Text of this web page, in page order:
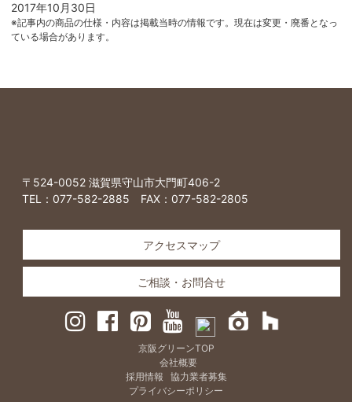
2017年10月30日
※記事内の商品の仕様・内容は掲載当時の情報です。現在は変更・廃番となっ
ている場合があります。
〒524-0052 滋賀県守山市大門町406-2
TEL： 077-582-2885 FAX：077-582-2805
アクセスマップ
ご相談・お問合せ
京阪グリーンTOP
会社概要
採用情報
協力業者募集
プライバシーポリシー